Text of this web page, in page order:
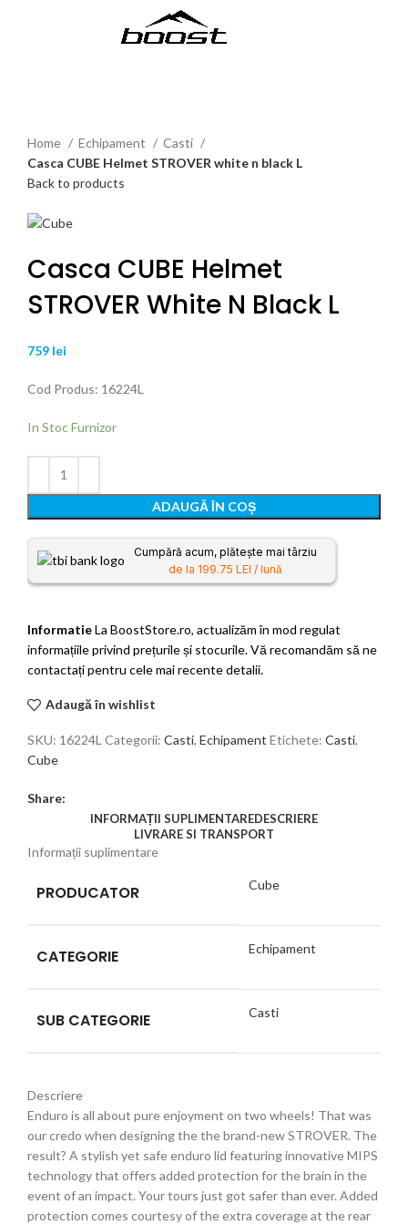
Home
Echipament
Casti
Casca CUBE Helmet STROVER white n black L
Back to products
Casca CUBE Helmet
STROVER White N Black L
759 lei
Cod Produs: 16224L
In Stoc Furnizor
ADAUGĂ ÎN COȘ
Cumpără acum, plătește mai târziu
de la 199.75 LEI / lună
InformatieLa BoostStore.ro, actualizăm în mod regulat
informațiile privind prețurile și stocurile. Vă recomandăm să ne
contactați pentru cele mai recente detalii.
Adaugă în wishlist
SKU: 16224L Categorii: Casti, Echipament Etichete: Casti,
Cube
Share:
INFORMAȚII SUPLIMENTAREDESCRIERE
LIVRARE SI TRANSPORT
Informații suplimentare
PRODUCATOR Cube
CATEGORIE Echipament
SUB CATEGORIE Casti
Descriere
Enduro is all about pure enjoyment on two wheels! That was
our credo when designing the the brand-new STROVER. The
result? A stylish yet safe enduro lid featuring innovative MIPS
technology that offers added protection for the brain in the
event of an impact. Your tours just got safer than ever. Added
protection comes courtesy of the extra coverage at the rear